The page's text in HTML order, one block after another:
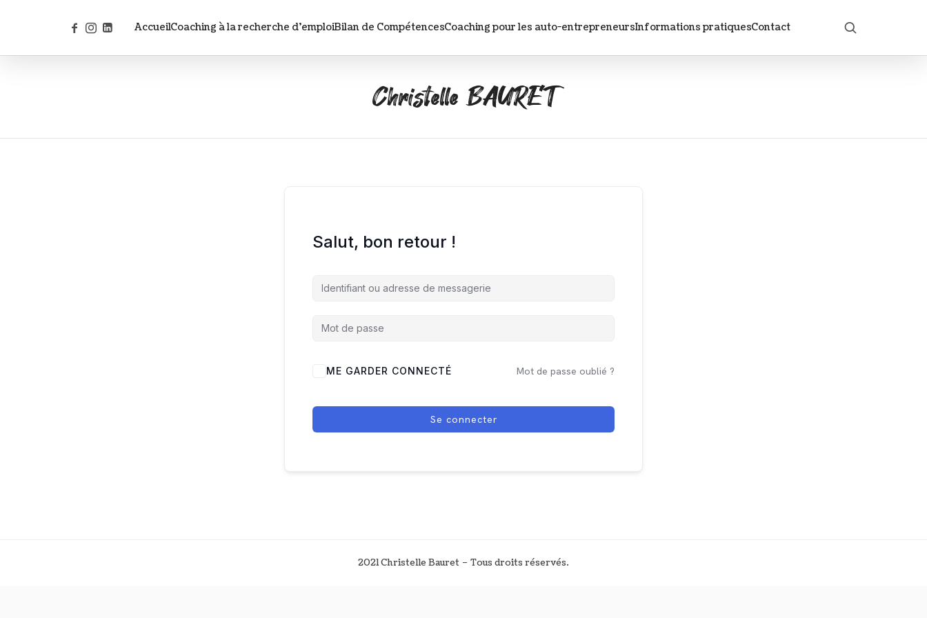
Christelle
Christelle BAURET
AccueilCoaching à la recherche d’emploiBilan de CompétencesCoaching pour les auto-entrepreneursInformations pratiquesContact
Salut, bon retour !
ME GARDER CONNECTÉ Mot de passe oublié ?
Se connecter
2021 Christelle Bauret – Tous droits réservés.